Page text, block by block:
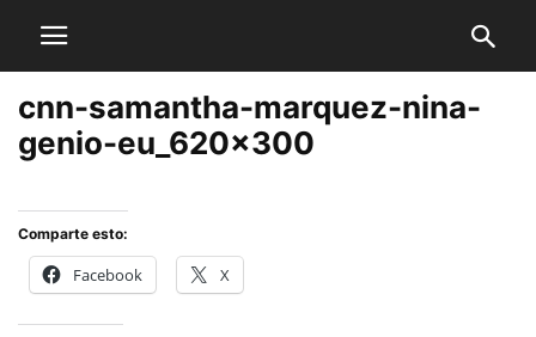
cnn-samantha-marquez-nina-
genio-eu_620x300
Comparte esto:
Facebook X